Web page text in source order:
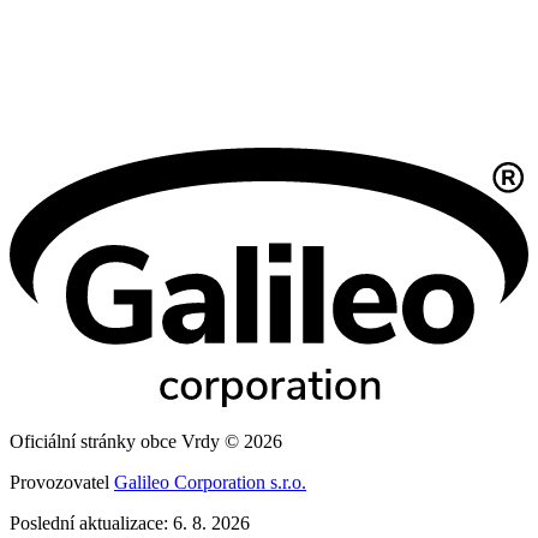
Oficiální stránky obce Vrdy © 2026
Provozovatel Galileo Corporation s.r.o.
Poslední aktualizace: 6. 8. 2026